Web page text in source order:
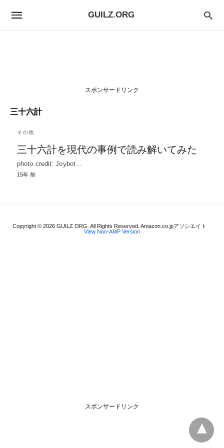
GUILZ.ORG
スポンサードリンク
三十六計
その他
三十六計を現代の事例で読み解いてみた
photo credit: Joybot…
15年 前
Copyright © 2026 GUILZ.ORG. All Rights Reserved. Amazon.co.jpアソシエイト
View Non-AMP Version
スポンサードリンク